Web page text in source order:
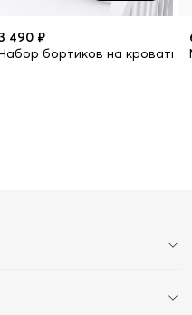
MOMMY LOVE
490 ₽
бортиков на кроватку,